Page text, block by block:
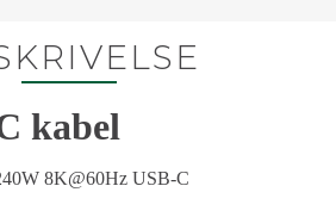
kabel
8K@60Hz USB-C